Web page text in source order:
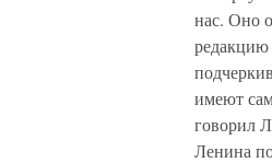
нас. Оно
редакцию
имеют
говорил
Ленина